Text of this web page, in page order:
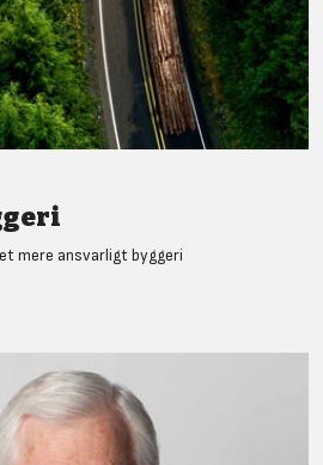
mere ansvarligt byggeri